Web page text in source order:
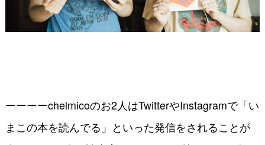
ーーーーchelmicoのお2人はTwitterやInstagramで「い
まこの本を読んでる」といった発信をされることが